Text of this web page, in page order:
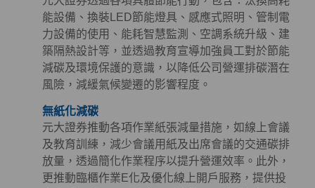
能設備、換裝LED節能燈具、感應式照明、管制電
力設備的使用、能耗智慧監測、空調系統升級、建
築隔熱設計等，並透過教育宣導加強員工對於節能
減碳及環境保護的意識，以降低公司營運排碳潛在
風險，減緩氣候變遷的影響程度。
無紙化減碳
元大證券推動各項作業紙張減量措施，如線上會議
及教育訓練，減少會議用紙及出席會議的交通碳排
放量，透過簡化作業程序以提升營運效率。此外，
更推動臨櫃作業E化及優化線上開戶服務，提供投